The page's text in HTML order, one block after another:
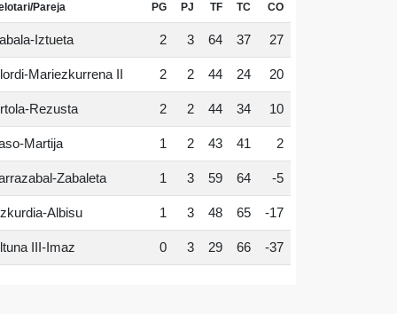
Pareja PG PJ TF TC CO
Iztueta 2 3 64 37 27
Mariezkurrena II 2 2 44 24 20
Rezusta 2 2 44 34 10
Martija 1 2 43 41 2
Zabaleta 1 3 59 64 -5
Albisu 1 3 48 65 -17
III-Imaz 0 3 29 66 -37